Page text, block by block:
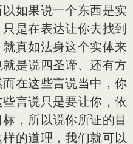
如果说一个东西是实
是在表达让你去找到
真如法身这个实体来
是说四圣谛、还有方
在这些言说当中，你
言说只是要让你，依
，所以说你所证的目
的道理，我们就可以